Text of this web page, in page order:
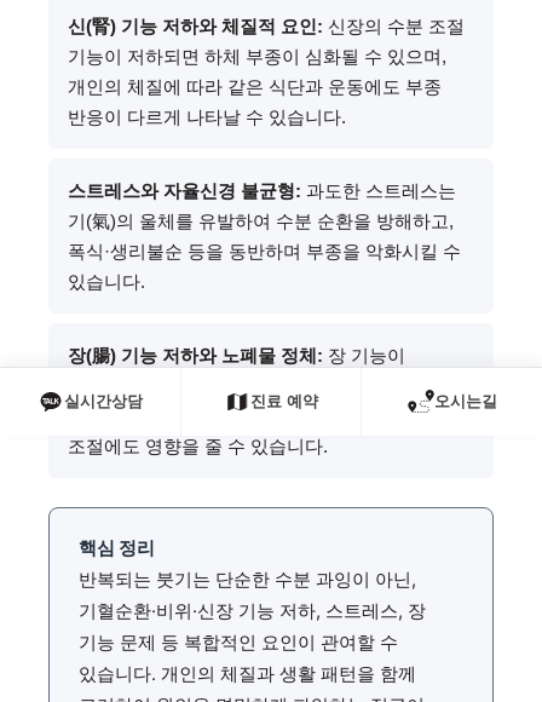
실시간상담 진료 예약 오시는길
신(腎) 기능 저하와 체질적 요인: 신장의 수분 조절
기능이 저하되면 하체 부종이 심화될 수 있으며,
개인의 체질에 따라 같은 식단과 운동에도 부종
반응이 다르게 나타날 수 있습니다.
스트레스와 자율신경 불균형: 과도한 스트레스는
기(氣)의 울체를 유발하여 수분 순환을 방해하고,
폭식·생리불순 등을 동반하며 부종을 악화시킬 수
있습니다.
장(腸) 기능 저하와 노폐물 정체: 장 기능이
더뎌져 부종과 피로가 함께 나타나기 쉽고, 식욕
조절에도 영향을 줄 수 있습니다.
핵심 정리
반복되는 붓기는 단순한 수분 과잉이 아닌,
기혈순환·비위·신장 기능 저하, 스트레스, 장
기능 문제 등 복합적인 요인이 관여할 수
있습니다. 개인의 체질과 생활 패턴을 함께